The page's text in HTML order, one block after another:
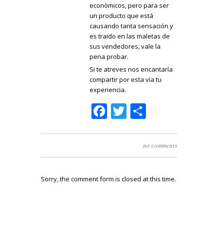
econòmicos, pero para ser
un producto que está
causando tanta sensación y
es traido en las maletas de
sus vendedores, vale la
pena probar.
Si te atreves nos encantaría
compartir por esta vía tu
experiencia.
Facebook
Twitter
no comments
Sorry, the comment form is closed at this time.